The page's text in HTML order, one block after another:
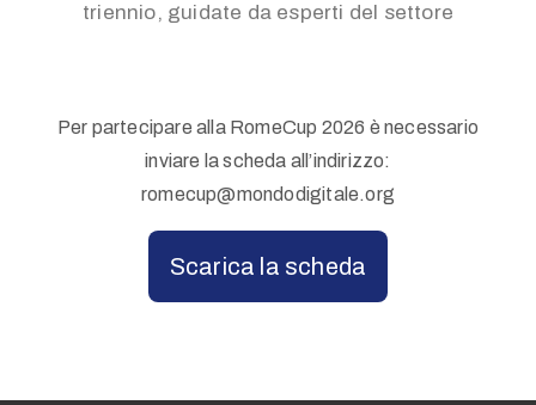
triennio, guidate da esperti del settore
Per partecipare alla RomeCup 2026 è necessario
inviare la scheda all’indirizzo:
romecup@mondodigitale.org
Scarica la scheda